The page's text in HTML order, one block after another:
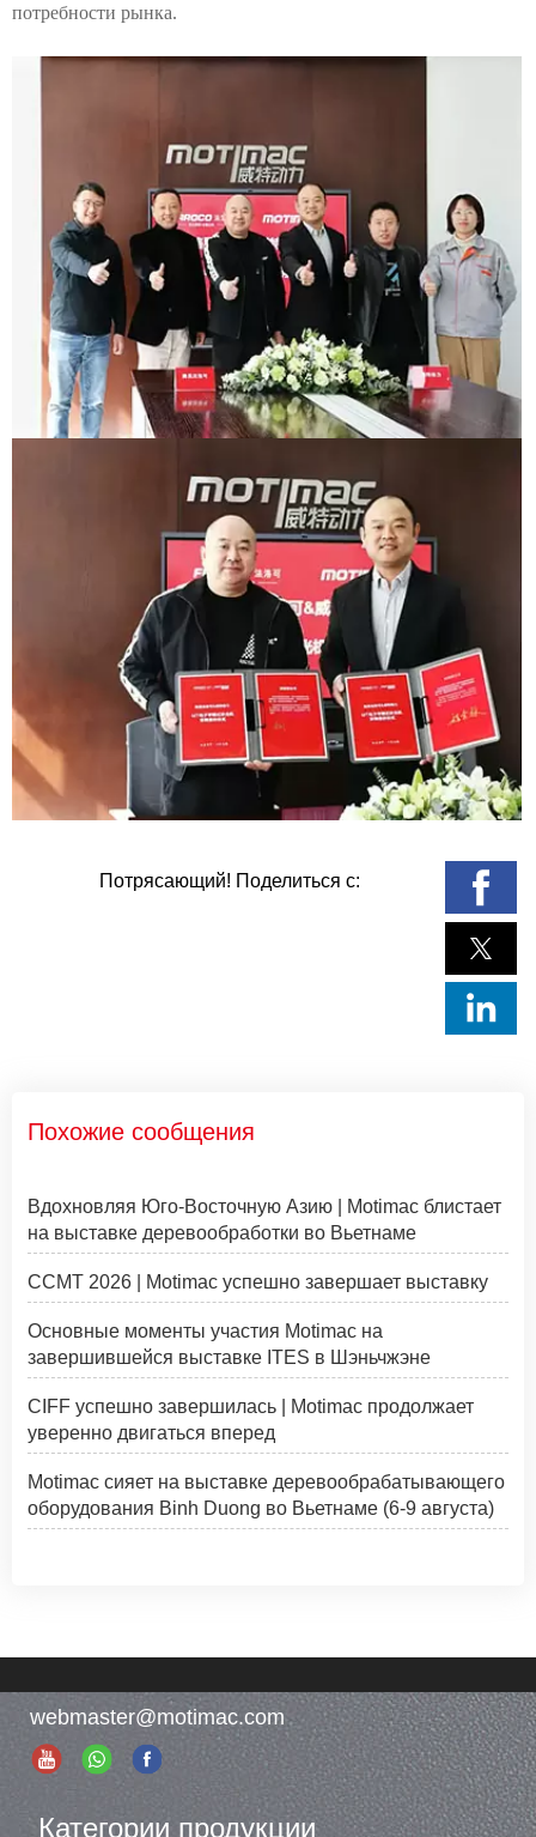
потребности рынка.
Потрясающий! Поделиться с:
Похожие сообщения
Вдохновляя Юго-Восточную Азию | Motimac блистает
на выставке деревообработки во Вьетнаме
CCMT 2026 | Motimac успешно завершает выставку
Основные моменты участия Motimac на
завершившейся выставке ITES в Шэньчжэне
CIFF успешно завершилась | Motimac продолжает
уверенно двигаться вперед
Motimac сияет на выставке деревообрабатывающего
оборудования Binh Duong во Вьетнаме (6-9 августа)
webmaster@motimac.com
Категории продукции